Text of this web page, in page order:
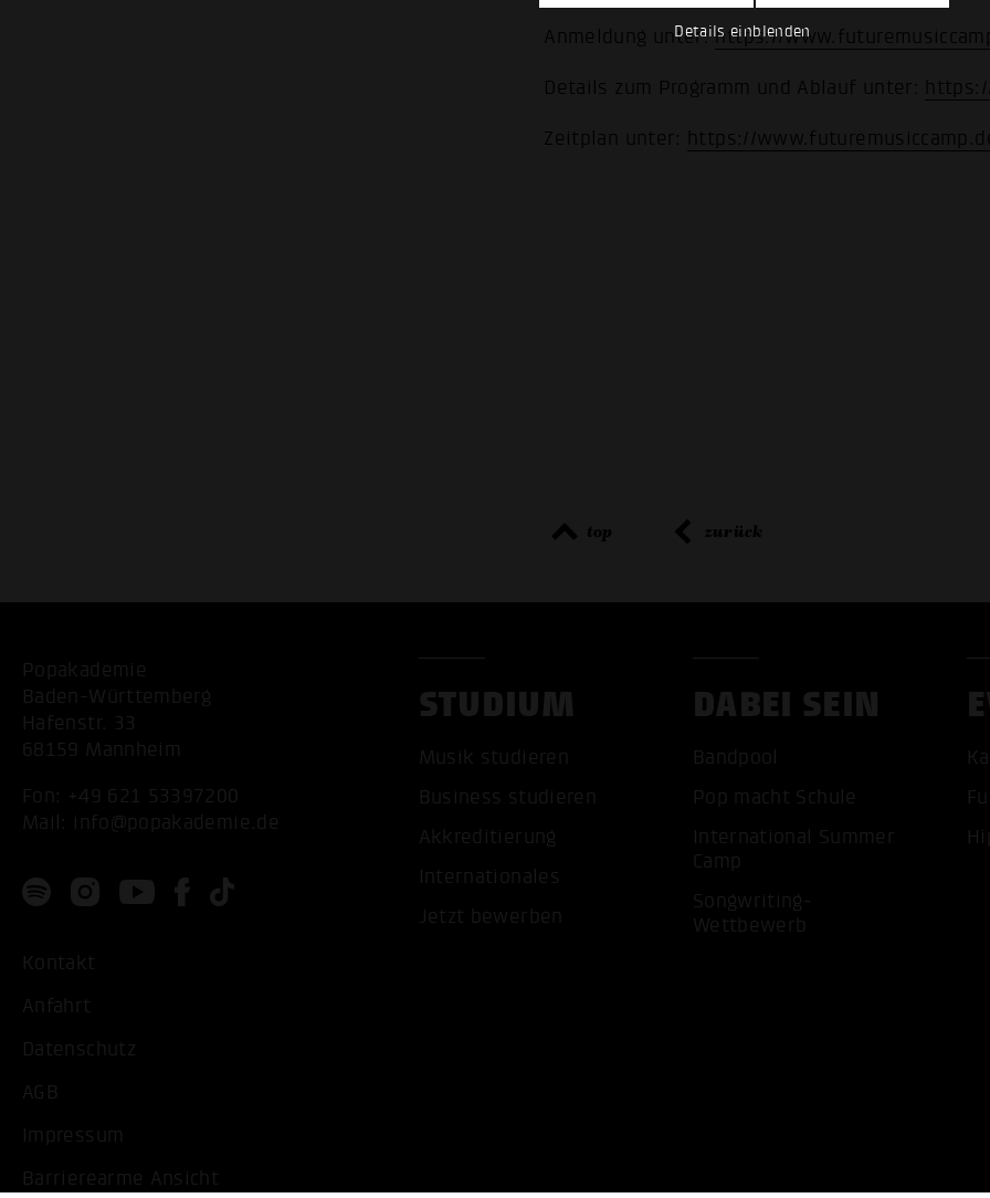
Details einblenden
Anmeldung unter:https://
Details zum Programm und Ablauf unter:
Zeitplan unter: https://
top zurück
Popakademie
Baden-Württemberg
Hafenstr. 33
68159 Mannheim
Fon: +49 621 53397200
Mail: info@popakademie.de
Kontakt
Anfahrt
Datenschutz
AGB
Impressum
Barrierearme Ansicht
STUDIUM
Musik studieren
Business studieren
Akkreditierung
Internationales
Jetzt bewerben
DABEI SEIN
Bandpool
Pop macht Schule
International Summer
Camp
Songwriting-
Wettbewerb